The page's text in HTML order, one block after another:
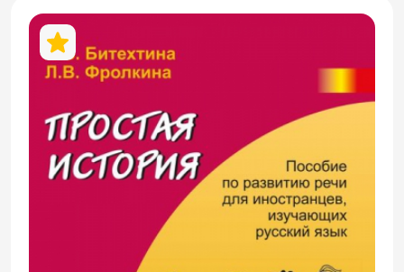
уровень владения русским языком как
иностранным (А2). Основная цель
пособия - формирование и развитие
умений и навыков устной речи. Первые
два раздела пособия посвящены
профессиональной деятельности
обучающихся: выполнению служебных
обязанностей и помощи иностранным
гражданам на территории России. Темы
третьего раздела затрагивают ситуации
социально-бытового характера, такие
как покупки, заказ такси, общественный